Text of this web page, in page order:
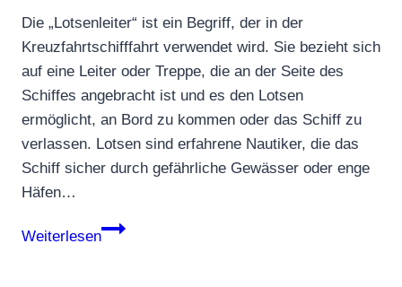
Die „Lotsenleiter“ ist ein Begriff, der in der
Kreuzfahrtschifffahrt verwendet wird. Sie bezieht sich
auf eine Leiter oder Treppe, die an der Seite des
Schiffes angebracht ist und es den Lotsen
ermöglicht, an Bord zu kommen oder das Schiff zu
verlassen. Lotsen sind erfahrene Nautiker, die das
Schiff sicher durch gefährliche Gewässer oder enge
Häfen…
Weiterlesen
Lotsenleiter